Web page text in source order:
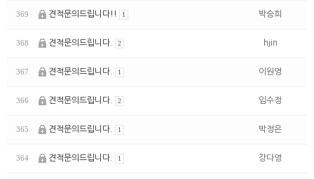
369 견적문의드립니다!! 1 박승희
368 견적문의드립니다. 2 hjin
367 견적문의드립니다. 1 이원영
366 견적문의드립니다. 2 임수정
365 견적문의드립니다. 1 박정은
364 견적문의드립니다. 1 강다영